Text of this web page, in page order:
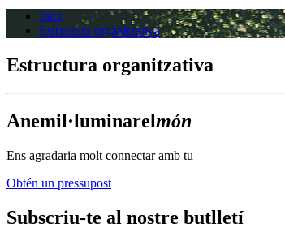
Inici
Estructura organitzativa
Estructura organitzativa
Anemil·luminarelmón
Ens agradaria molt connectar amb tu
Obtén un pressupost
Subscriu-te al nostre butlletí